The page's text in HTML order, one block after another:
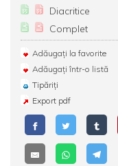
Diacritice
Complet
Adăugați la favorite
Adăugați într-o listă
Tipăriți
Export pdf